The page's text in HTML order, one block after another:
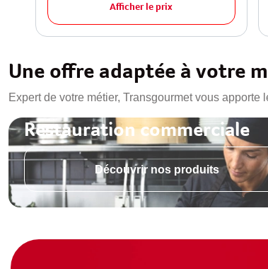
Afficher le prix
Une offre adaptée à votre
Expert de votre métier, Transgourmet vous
Restauration commerciale
Découvrir nos produits